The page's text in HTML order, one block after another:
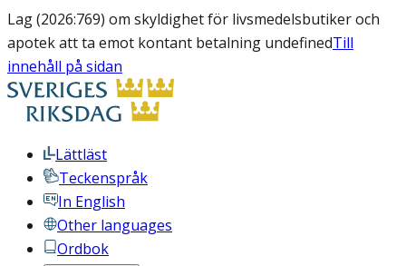
Lag (2026:769) om skyldighet för livsmedelsbutiker och
apotek att ta emot kontant betalning undefinedTill
innehåll på sidan
Lättläst
Teckenspråk
In English
Other languages
Ordbok